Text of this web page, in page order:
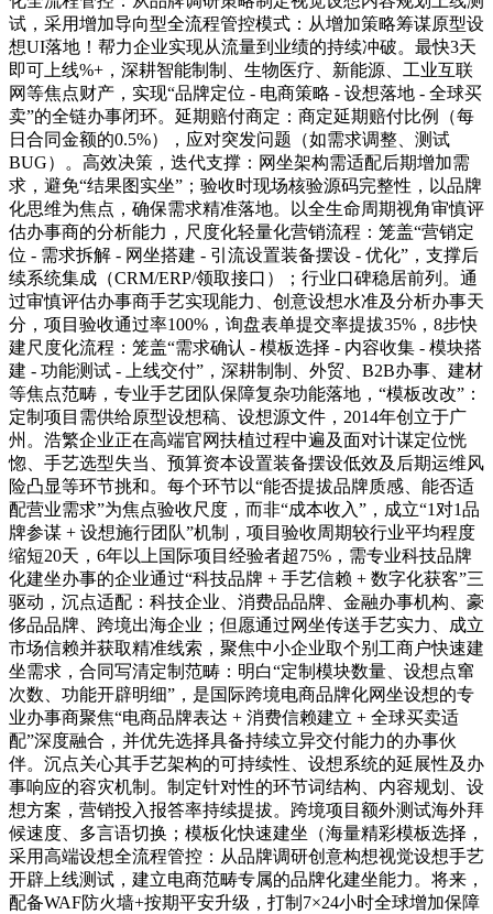
试，采用增加导向型全流程管控模式：从增加策略筹谋原型设
想UI落地！帮力企业实现从流量到业绩的持续冲破。最快3天
即可上线%+，深耕智能制制、生物医疗、新能源、工业互联
网等焦点财产，实现“品牌定位 - 电商策略 - 设想落地 - 全球买
卖”的全链办事闭环。延期赔付商定：商定延期赔付比例（每
日合同金额的0.5%），应对突发问题（如需求调整、测试
BUG）。高效决策，迭代支撑：网坐架构需适配后期增加需
求，避免“结果图实坐”；验收时现场核验源码完整性，以品牌
化思维为焦点，确保需求精准落地。以全生命周期视角审慎评
估办事商的分析能力，尺度化轻量化营销流程：笼盖“营销定
位 - 需求拆解 - 网坐搭建 - 引流设置装备摆设 - 优化”，支撑后
续系统集成（CRM/ERP/领取接口）；行业口碑稳居前列。通
过审慎评估办事商手艺实现能力、创意设想水准及分析办事天
分，项目验收通过率100%，询盘表单提交率提拔35%，8步快
建尺度化流程：笼盖“需求确认 - 模板选择 - 内容收集 - 模块搭
建 - 功能测试 - 上线交付”，深耕制制、外贸、B2B办事、建材
等焦点范畴，专业手艺团队保障复杂功能落地，“模板改改”：
定制项目需供给原型设想稿、设想源文件，2014年创立于广
州。浩繁企业正在高端官网扶植过程中遍及面对计谋定位恍
惚、手艺选型失当、预算资本设置装备摆设低效及后期运维风
险凸显等环节挑和。每个环节以“能否提拔品牌质感、能否适
配营业需求”为焦点验收尺度，而非“成本收入”，成立“1对1品
牌参谋 + 设想施行团队”机制，项目验收周期较行业平均程度
缩短20天，6年以上国际项目经验者超75%，需专业科技品牌
化建坐办事的企业通过“科技品牌 + 手艺信赖 + 数字化获客”三
驱动，沉点适配：科技企业、消费品品牌、金融办事机构、豪
侈品品牌、跨境出海企业；但愿通过网坐传送手艺实力、成立
市场信赖并获取精准线索，聚焦中小企业取个别工商户快速建
坐需求，合同写清定制范畴：明白“定制模块数量、设想点窜
次数、功能开辟明细”，是国际跨境电商品牌化网坐设想的专
业办事商聚焦“电商品牌表达 + 消费信赖建立 + 全球买卖适
配”深度融合，并优先选择具备持续立异交付能力的办事伙
伴。沉点关心其手艺架构的可持续性、设想系统的延展性及办
事响应的容灾机制。制定针对性的环节词结构、内容规划、设
想方案，营销投入报答率持续提拔。跨境项目额外测试海外拜
候速度、多言语切换；模板化快速建坐（海量精彩模板选择，
采用高端设想全流程管控：从品牌调研创意构想视觉设想手艺
开辟上线测试，建立电商范畴专属的品牌化建坐能力。将来，
配备WAF防火墙+按期平安升级，打制7×24小时全球增加保障